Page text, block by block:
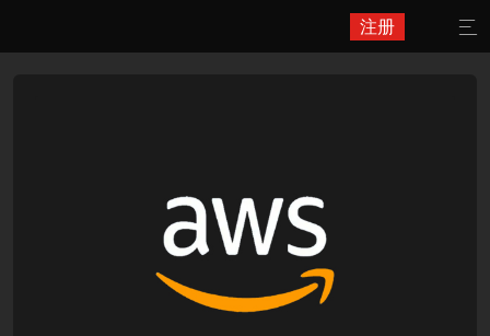
注册 